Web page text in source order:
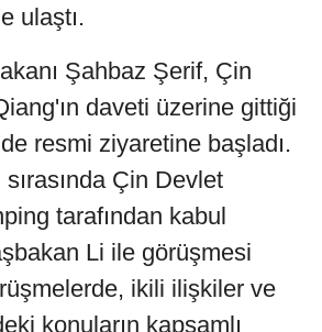
ulaştı.
Şahbaz Şerif, Çin
daveti üzerine gittiği
resmi ziyaretine başladı.
Çin Devlet
tarafından kabul
Li ile görüşmesi
ikili ilişkiler ve
konuların kapsamlı